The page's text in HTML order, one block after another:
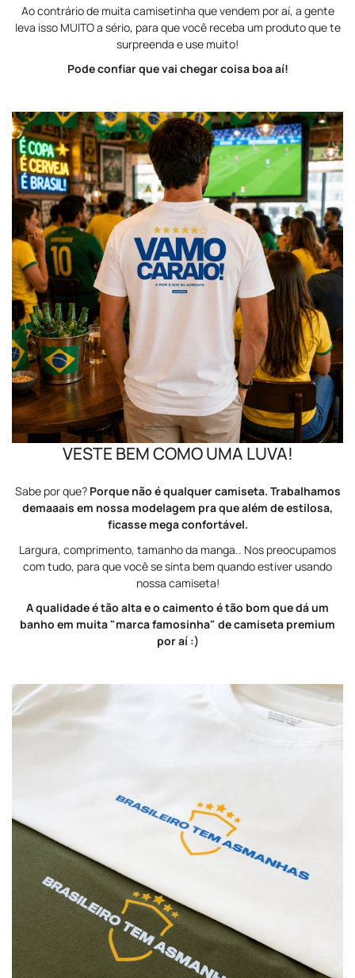
Ao contrário de muita camisetinha que vendem por aí, a gente
leva isso MUITO a sério, para que você receba um produto que te
surpreenda e use muito!
Pode confiar que vai chegar coisa boa aí!
VESTE BEM COMO UMA LUVA!
Sabe por que? Porque não é qualquer camiseta. Trabalhamos
demaaais em nossa modelagem pra que além de estilosa,
ficasse mega confortável.
Largura, comprimento, tamanho da manga.. Nos preocupamos
com tudo, para que você se sinta bem quando estiver usando
nossa camiseta!
A qualidade é tão alta e o caimento é tão bom que dá um
banho em muita "marca famosinha" de camiseta premium
por aí :)
Confirm your age
Are you 18 years old or older?
NO, I'M NOT YES, I AM